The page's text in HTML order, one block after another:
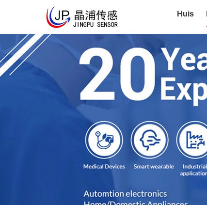
Huis